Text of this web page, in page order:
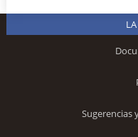
Sugerencias